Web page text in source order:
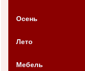
Осень
Лето
Мебель